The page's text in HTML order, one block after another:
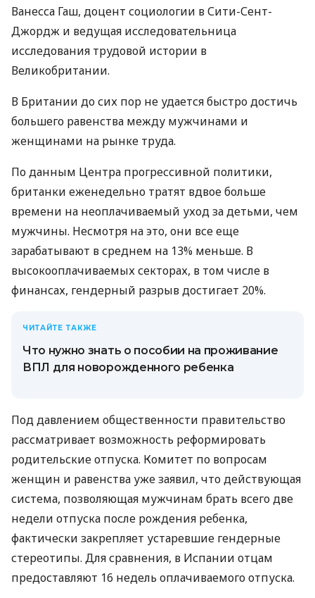
Ванесса Гаш, доцент социологии в Сити-Сент-
Джордж и ведущая исследовательница
исследования трудовой истории в
Великобритании.
В Британии до сих пор не удается быстро достичь
большего равенства между мужчинами и
женщинами на рынке труда.
По данным Центра прогрессивной политики,
британки еженедельно тратят вдвое больше
времени на неоплачиваемый уход за детьми, чем
мужчины. Несмотря на это, они все еще
зарабатывают в среднем на 13% меньше. В
высокооплачиваемых секторах, в том числе в
финансах, гендерный разрыв достигает 20%.
ЧИТАЙТЕ ТАКЖЕ
Что нужно знать о пособии на проживание
ВПЛ для новорожденного ребенка
Под давлением общественности правительство
рассматривает возможность реформировать
родительские отпуска. Комитет по вопросам
женщин и равенства уже заявил, что действующая
система, позволяющая мужчинам брать всего две
недели отпуска после рождения ребенка,
фактически закрепляет устаревшие гендерные
стереотипы. Для сравнения, в Испании отцам
предоставляют 16 недель оплачиваемого отпуска.